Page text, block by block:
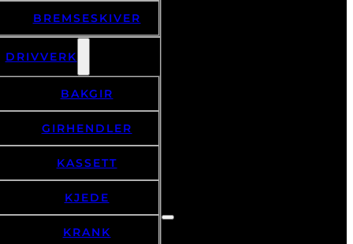
BREMSESKIVER
DRIVVERK
BAKGIR
GIRHENDLER
KASSETT
KJEDE
KRANK